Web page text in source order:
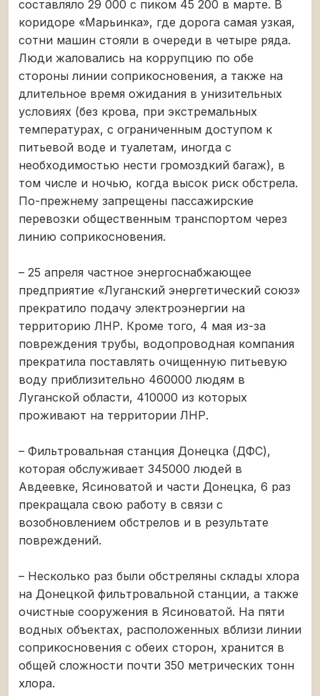
составляло 29 000 с пиком 45 200 в марте. В
коридоре «Марьинка», где дорога самая узкая,
сотни машин стояли в очереди в четыре ряда.
Люди жаловались на коррупцию по обе
стороны линии соприкосновения, а также на
длительное время ожидания в унизительных
условиях (без крова, при экстремальных
температурах, с ограниченным доступом к
питьевой воде и туалетам, иногда с
необходимостью нести громоздкий багаж), в
том числе и ночью, когда высок риск обстрела.
По-прежнему запрещены пассажирские
перевозки общественным транспортом через
линию соприкосновения.
– 25 апреля частное энергоснабжающее
предприятие «Луганский энергетический союз»
прекратило подачу электроэнергии на
территорию ЛНР. Кроме того, 4 мая из-за
повреждения трубы, водопроводная компания
прекратила поставлять очищенную питьевую
воду приблизительно 460000 людям в
Луганской области, 410000 из которых
проживают на территории ЛНР.
– Фильтровальная станция Донецка (ДФС),
которая обслуживает 345000 людей в
Авдеевке, Ясиноватой и части Донецка, 6 раз
прекращала свою работу в связи с
возобновлением обстрелов и в результате
повреждений.
– Несколько раз были обстреляны склады хлора
на Донецкой фильтровальной станции, а также
очистные сооружения в Ясиноватой. На пяти
водных объектах, расположенных вблизи линии
соприкосновения с обеих сторон, хранится в
общей сложности почти 350 метрических тонн
хлора.